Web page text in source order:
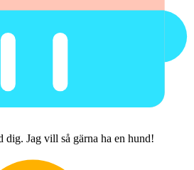
dig. Jag vill så gärna ha en hund!